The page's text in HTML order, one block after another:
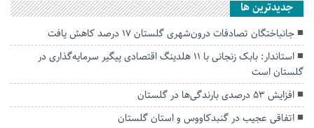
جديدترين ها
جانباختگان تصادفات درون‌شهری گلستان ۱۷ درصد کاهش یافت
استاندار: بابک زنجانی با ۱۱ هلدینگ اقتصادی پیگیر سرمایه‌گذاری در
گلستان است
افزایش ۵۳ درصدی بارندگی‌ها در گلستان
اتفاقی عجیب در‌ گنبدکاووس و استان گلستان